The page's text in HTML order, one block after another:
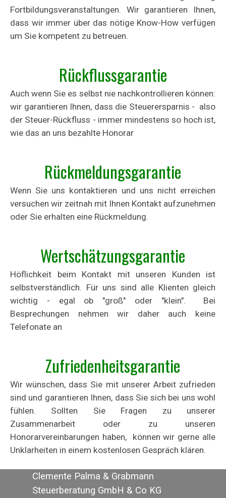
Fortbildungsveranstaltungen. Wir garantieren Ihnen,
dass wir immer über das nötige Know-How verfügen
um Sie kompetent zu betreuen.
Rückflussgarantie
Auch wenn Sie es selbst nie nachkontrollieren können:
wir garantieren Ihnen, dass die Steuerersparnis - also
der Steuer-Rückfluss - immer mindestens so hoch ist,
wie das an uns bezahlte Honorar
Rückmeldungsgarantie
Wenn Sie uns kontaktieren und uns nicht erreichen
versuchen wir zeitnah mit Ihnen Kontakt aufzunehmen
oder Sie erhalten eine Rückmeldung.
Wertschätzungsgarantie
Höflichkeit beim Kontakt mit unseren Kunden ist
selbstverständlich. Für uns sind alle Klienten gleich
wichtig - egal ob "groß" oder "klein". Bei
Besprechungen nehmen wir daher auch keine
Telefonate an
Zufriedenheitsgarantie
Wir wünschen, dass Sie mit unserer Arbeit zufrieden
sind und garantieren Ihnen, dass Sie sich bei uns wohl
fühlen. Sollten Sie Fragen zu unserer
Zusammenarbeit oder zu unseren
Honorarvereinbarungen haben, können wir gerne alle
Unklarheiten in einem kostenlosen Gespräch klären.
Clemente Palma & Grabmann
Steuerberatung GmbH & Co KG